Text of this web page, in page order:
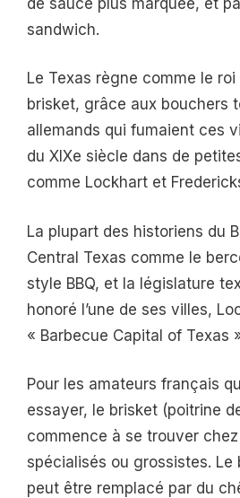
sandwich.
Le Texas règne comme le
brisket, grâce aux bouchers
allemands qui fumaient ces
du XIXe siècle dans de
comme Lockhart et
La plupart des historiens du
Central Texas comme le
style BBQ, et la législature
honoré l’une de ses villes,
« Barbecue Capital of Texas
Pour les amateurs français
essayer, le brisket (poitrine
commence à se trouver
spécialisés ou grossistes. Le
peut être remplacé par du